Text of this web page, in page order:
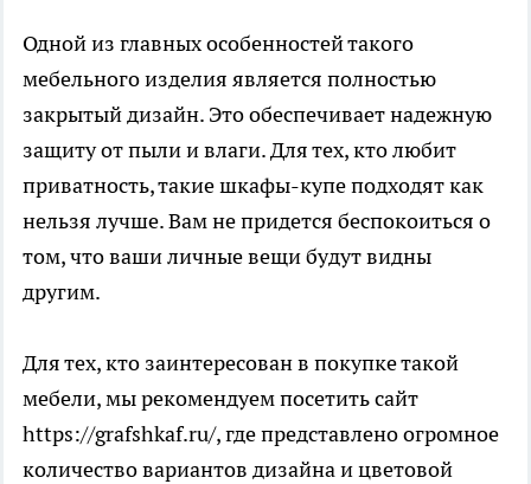
Одной из главных особенностей такого
мебельного изделия является полностью
закрытый дизайн. Это обеспечивает надежную
защиту от пыли и влаги. Для тех, кто любит
приватность, такие шкафы-купе подходят как
нельзя лучше. Вам не придется беспокоиться о
том, что ваши личные вещи будут видны
другим.
Для тех, кто заинтересован в покупке такой
мебели, мы рекомендуем посетить сайт
https://grafshkaf.ru/, где представлено огромное
количество вариантов дизайна и цветовой